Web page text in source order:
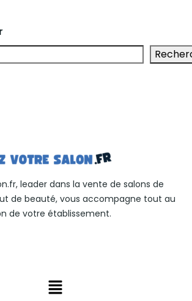
leader dans la vente de salons de
de beauté, vous accompagne tout au
de votre établissement.